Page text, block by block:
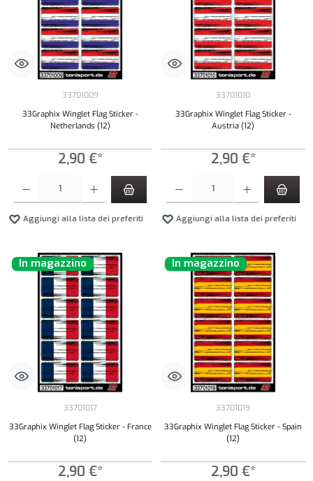
33701009
33Graphix Winglet Flag Sticker -
Netherlands (12)
2,90 €*
Aggiungi alla lista dei preferiti
33701010
33Graphix Winglet Flag Sticker -
Austria (12)
2,90 €*
Aggiungi alla lista dei preferiti
In magazzino
33701017
33Graphix Winglet Flag Sticker - France
(12)
2,90 €*
In magazzino
33701019
33Graphix Winglet Flag Sticker - Spain
(12)
2,90 €*